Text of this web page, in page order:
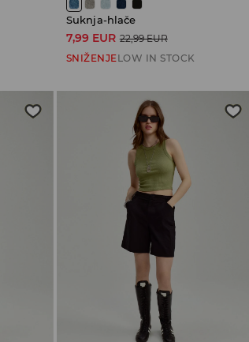
Suknja-hlače
7,99 EUR 22,99 EUR
SNIŽENJELOW IN STOCK